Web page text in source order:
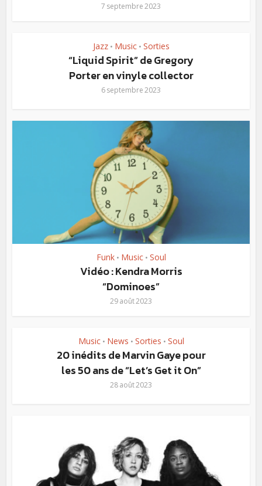
7 septembre 2023
Jazz • Music • Sorties
“Liquid Spirit” de Gregory
Porter en vinyle collector
6 septembre 2023
Funk • Music • Soul
Vidéo : Kendra Morris
“Dominoes”
29 août 2023
Music • News • Sorties • Soul
20 inédits de Marvin Gaye pour
les 50 ans de “Let’s Get it On”
28 août 2023